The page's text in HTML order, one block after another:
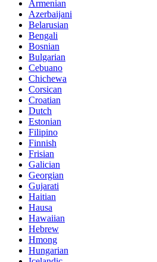
Armenian
Azerbaijani
Belarusian
Bengali
Bosnian
Bulgarian
Cebuano
Chichewa
Corsican
Croatian
Dutch
Estonian
Filipino
Finnish
Frisian
Galician
Georgian
Gujarati
Haitian
Hausa
Hawaiian
Hebrew
Hmong
Hungarian